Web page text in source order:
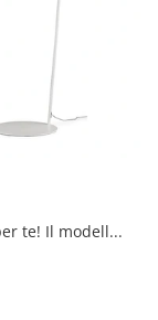
Ecco la lampada che fa per te! Il modello Nettuno da terra è una delle nostre lampade da terra di Egoitaliano.